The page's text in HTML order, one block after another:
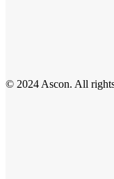
© 2024 Ascon. All